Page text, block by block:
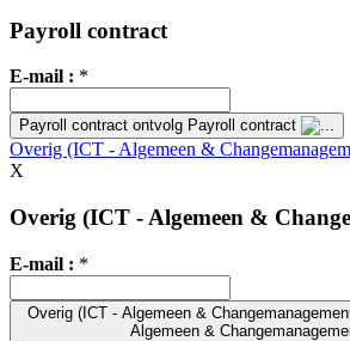
Payroll contract
E-mail : *
Payroll contract ontvolg Payroll contract
Overig (ICT - Algemeen &
X
Overig (ICT - Algemeen &
E-mail : *
Overig (ICT - Algemeen &
Algemeen &